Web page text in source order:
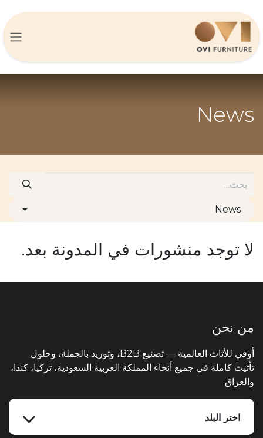
News
News
لا توجد منشورات في المدونة بعد.
من نحن
أوفي للأثاث العالمية — تصنيع B2B، وتوريد بالجملة، وحلول
تأثيث كاملة في جميع أنحاء المملكة العربية السعودية، تركيا، كندا،
والعراق.
اختر البلد